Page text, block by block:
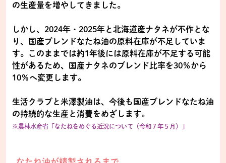
の生産量を増やしてきました。
しかし、2024年・2025年と北海道産ナタネが不作とな
り、国産ブレンドなたね油の原料在庫が不足していま
す。このままでは約1年後には原料在庫が不足する可能
性があるため、国産ナタネのブレンド比率を30％から
10％へ変更します。
生活クラブと米澤製油は、今後も国産ブレンドなたね油
の持続的な生産と消費をめざします。
※農林水産省「なたねをめぐる近況について（令和７年５月）」